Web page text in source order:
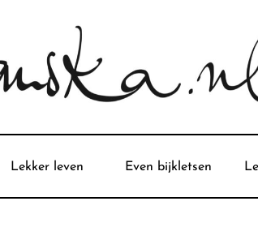
Lekker leven Even bijkletsen